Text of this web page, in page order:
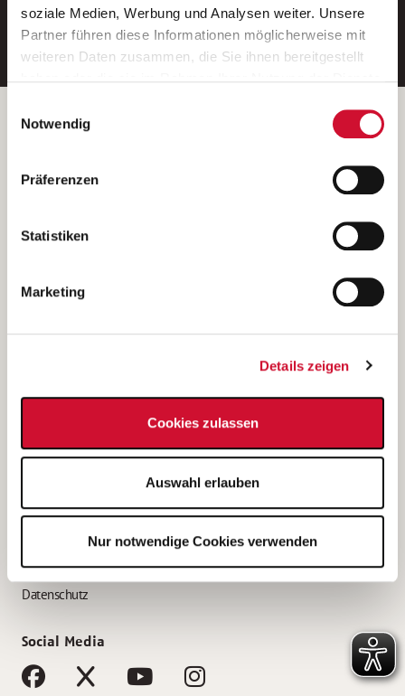
soziale Medien, Werbung und Analysen weiter. Unsere
Partner führen diese Informationen möglicherweise mit
weiteren Daten zusammen, die Sie ihnen bereitgestellt
Wenn Sie auf „Cookies zulassen“ klicken, so stimmen
Sie der Speicherung sämtlicher Cookies zu. Sie können
Ihre Einwilligung selbstverständlich jederzeit widerrufen,
indem Sie die Cookie-Einstellungen aufrufen und diese
unsererDatenschutzerklärung
Notwendig
Präferenzen
Statistiken
Marketing
Details zeigen
Cookies zulassen
Auswahl erlauben
Nur notwendige Cookies verwenden
E-Mail-Adresse eintragen
Betreiber der Webseite
Kantstraße 45a
(Ein Tochterunternehmen des AWO Bezirksverbandes Unterfranken
e.V.)
Bewerbung als Altenpflegehelfer*in
Bewerbung als Erzieher*in
AWO Gliederungen nach Bundesland
Impressum
Datenschutz
Social Media